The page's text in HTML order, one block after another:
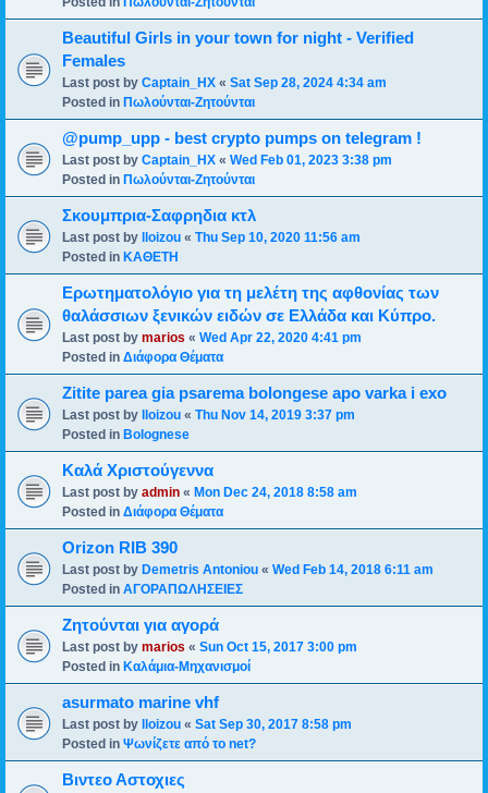
Beautiful Girls in your town for night - Verified
Females
Last post by Captain_HX « Sat Sep 28, 2024 4:34 am
Posted in Πωλούνται-Ζητούνται
@pump_upp - best crypto pumps on telegram !
Last post by Captain_HX « Wed Feb 01, 2023 3:38 pm
Posted in Πωλούνται-Ζητούνται
Σκουμπρια-Σαφρηδια κτλ
Last post by lloizou « Thu Sep 10, 2020 11:56 am
Posted in ΚΑΘΕΤΗ
Ερωτηματολόγιο για τη μελέτη της αφθονίας των
θαλάσσιων ξενικών ειδών σε Ελλάδα και Κύπρο.
Last post by marios « Wed Apr 22, 2020 4:41 pm
Posted in Διάφορα Θέματα
Zitite parea gia psarema bolongese apo varka i exo
Last post by lloizou « Thu Nov 14, 2019 3:37 pm
Posted in Bolognese
Καλά Χριστούγεννα
Last post by admin « Mon Dec 24, 2018 8:58 am
Posted in Διάφορα Θέματα
Orizon RIB 390
Last post by Demetris Antoniou « Wed Feb 14, 2018 6:11 am
Posted in ΑΓΟΡΑΠΩΛΗΣΕΙΕΣ
Ζητούνται για αγορά
Last post by marios « Sun Oct 15, 2017 3:00 pm
Posted in Καλάμια-Mηχανισμoί
asurmato marine vhf
Last post by lloizou « Sat Sep 30, 2017 8:58 pm
Posted in Ψωνίζετε από το net?
Βιντεο Αστοχιες